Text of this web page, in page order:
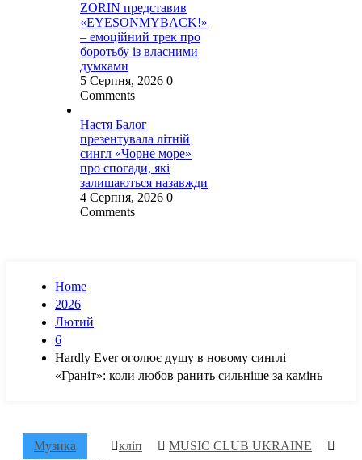
ZORIN представив
«EYESONMYBACK!»
– емоційний трек про
боротьбу із власними
думками
5 Серпня, 2026 0
Comments
Настя Балог
презентувала літній
сингл «Чорне море»
про спогади, які
залишаються назавжди
4 Серпня, 2026 0
Comments
Home
2026
Лютий
6
Hardly Ever оголює душу в новому синглі
«Граніт»: коли любов ранить сильніше за камінь
Музика кліп
MUSIC CLUB UKRAINE